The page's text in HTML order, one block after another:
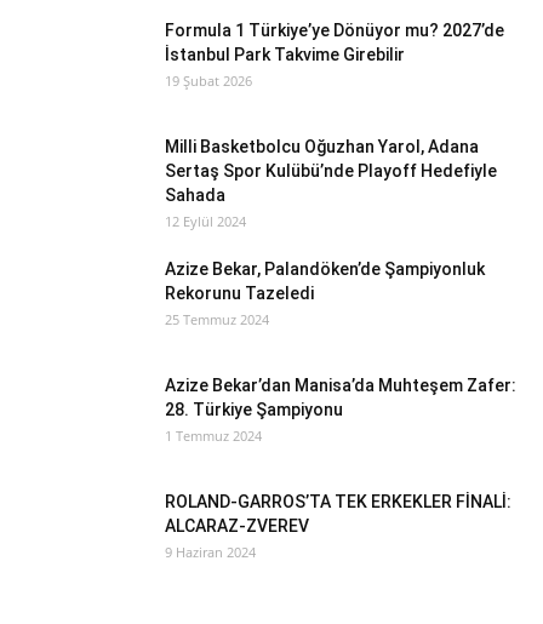
Formula 1 Türkiye’ye Dönüyor mu? 2027’de
İstanbul Park Takvime Girebilir
19 Şubat 2026
Milli Basketbolcu Oğuzhan Yarol, Adana
Sertaş Spor Kulübü’nde Playoff Hedefiyle
Sahada
12 Eylül 2024
Azize Bekar, Palandöken’de Şampiyonluk
Rekorunu Tazeledi
25 Temmuz 2024
Azize Bekar’dan Manisa’da Muhteşem Zafer:
28. Türkiye Şampiyonu
1 Temmuz 2024
ROLAND-GARROS’TA TEK ERKEKLER FİNALİ:
ALCARAZ-ZVEREV
9 Haziran 2024